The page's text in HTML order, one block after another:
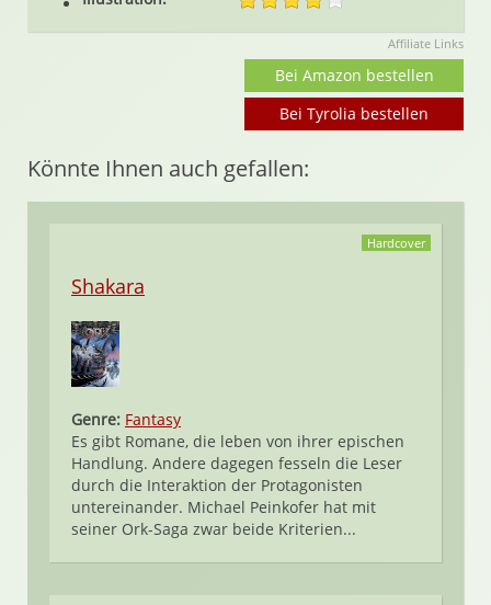
Affiliate Links
Bei Amazon bestellen
Bei Tyrolia bestellen
Könnte Ihnen auch gefallen:
Hardcover
Shakara
Genre: Fantasy
Es gibt Romane, die leben von ihrer epischen
Handlung. Andere dagegen fesseln die Leser
durch die Interaktion der Protagonisten
untereinander. Michael Peinkofer hat mit
seiner Ork-Saga zwar beide Kriterien...